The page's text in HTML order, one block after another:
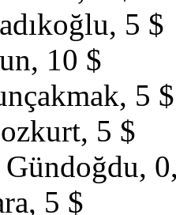
5 $
10 $
5 $
5 $
5 $